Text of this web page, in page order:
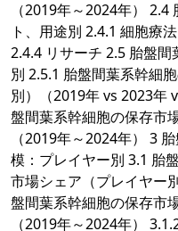
（2019年～2024年）
ト、用途別 2.4.1 細胞療
2.4.4 リサーチ 2.5 胎盤
別 2.5.1 胎盤間葉系幹細
別）（2019年 vs 2023年
盤間葉系幹細胞の保存市
（2019年～2024年） 3
模：プレイヤー別 3.1 胎
市場シェア（プレイヤー
盤間葉系幹細胞の保存市
（2019年～2024年）